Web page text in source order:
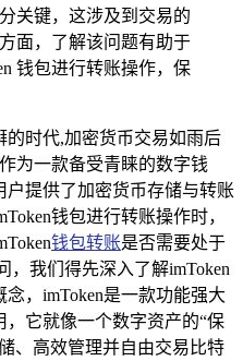
关键，这涉及到交易的
面，了解该问题有助于
钱包进行转账操作，保
时代,加密货币交易如雨后
为一款备受青睐的数字钱
提供了加密货币存储与转账
钱包进行转账操作时，
钱包转账是否需要处于
，我们得先深入了解imToken
，imToken是一款功能强大
，它就像一个数字资产的“保
、高效管理并自由交易比特